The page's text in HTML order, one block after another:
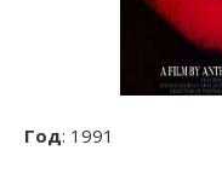
Год: 1991